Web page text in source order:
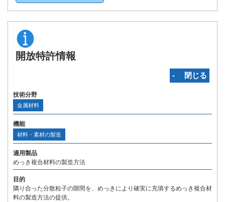
開放特許情報
‐ 閉じる
技術分野
金属材料
機能
材料・素材の製造
適用製品
めっき複合材料の製造方法
目的
隣り合った分散粒子の隙間を、めっきにより確実に充填するめっき複合材
料の製造方法の提供。